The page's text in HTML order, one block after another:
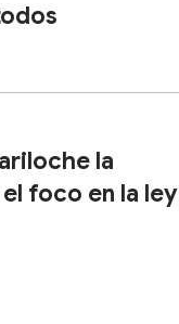
la
foco en la